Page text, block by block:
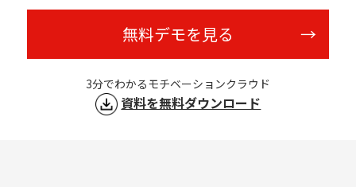
無料デモを見る
3分でわかるモチベーションクラウド
資料を無料ダウンロード